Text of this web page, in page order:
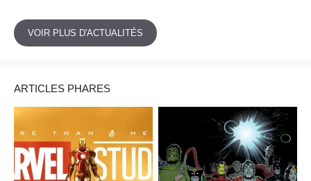
VOIR PLUS D'ACTUALITÉS
ARTICLES PHARES